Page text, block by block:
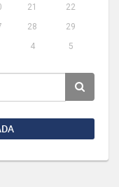
21
22
28
29
4 5